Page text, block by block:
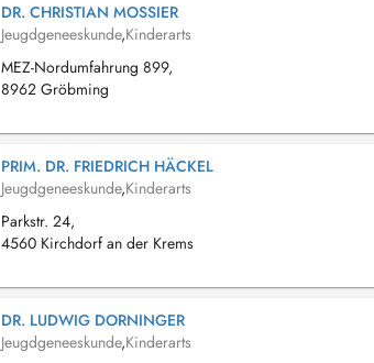
DR. CHRISTIAN MOSSIER
Jeugdgeneeskunde,Kinderarts
MEZ-Nordumfahrung 899,
8962 Gröbming
PRIM. DR. FRIEDRICH HÄCKEL
Jeugdgeneeskunde,Kinderarts
Parkstr. 24,
4560 Kirchdorf an der Krems
DR. LUDWIG DORNINGER
Jeugdgeneeskunde,Kinderarts